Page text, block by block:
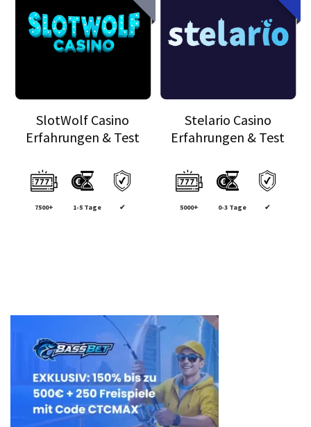
SlotWolf Casino
Erfahrungen & Test
7500+ 1-5 Tage ✔
Stelario Casino
Erfahrungen & Test
5000+ 0-3 Tage ✔